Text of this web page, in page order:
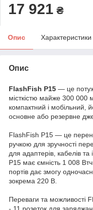
17 921 ₴
Опис Характеристики
Опис
FlashFish P15 — це
місткістю майже 300 000
компактний і мобільний,
основне або резервне
FlashFish P15 — це
ручкою для зручності
для адаптерів, кабелів
P15 має ємність 1 008
портів дає змогу
зокрема 220 В.
Переваги та можливості
- 11 розеток для